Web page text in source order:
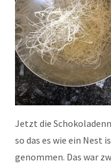
Jetzt die
so das es wie ein Nest
genommen. Das war